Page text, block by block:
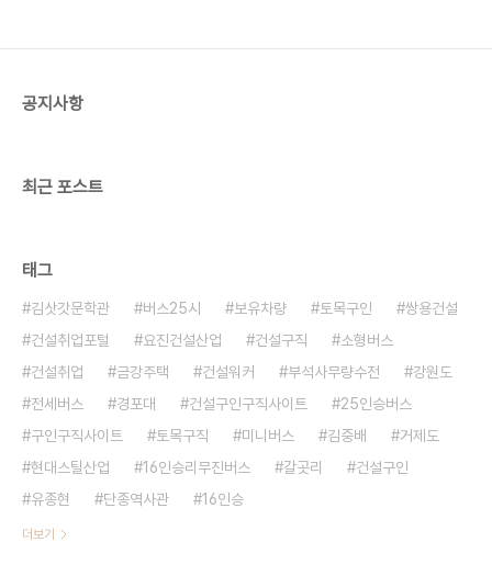
계지원 #인사 #영업 요진건설산업(주) / 각 부문 경
공지사항
최근 포스트
태그
김삿갓문학관 버스25시 보유차량 토목구인
쌍용건설
건설취업포털
요진건설산업 건설구직
소형버스
건설취업
금강주택 건설워커 부석사무량수전
강원도
전세버스
경포대 건설구인구직사이트
25인승버스
구인구직사이트
토목구직 미니버스 김중배
거제도
현대스틸산업
16인승리무진버스 갈곳리
건설구인
유종현
단종역사관 16인승
더보기